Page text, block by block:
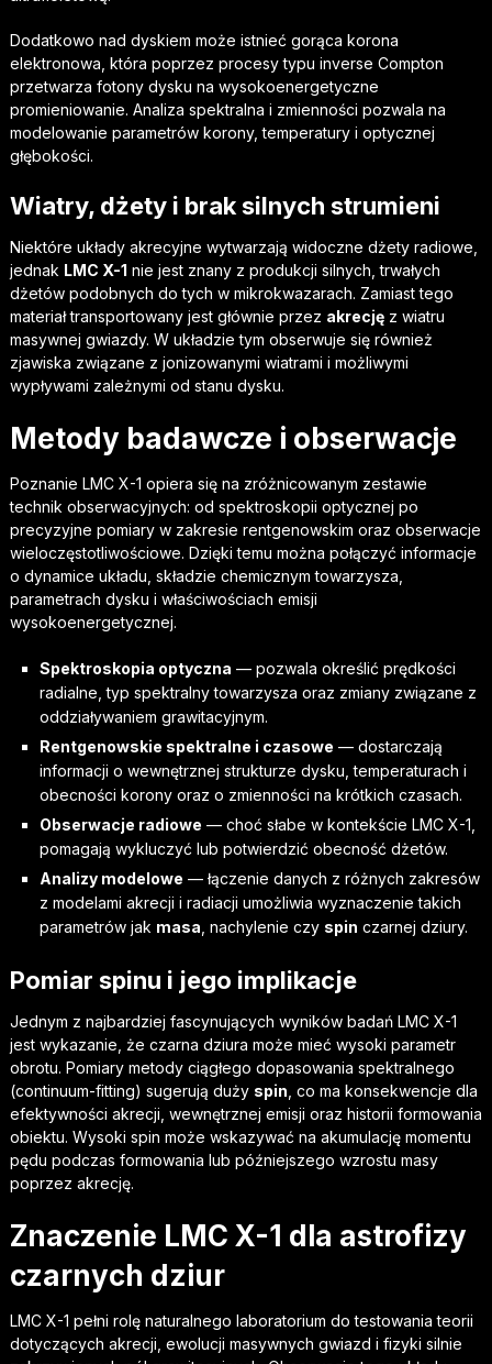
Dodatkowo nad dyskiem może istnieć gorąca korona
elektronowa, która poprzez procesy typu inverse Compton
przetwarza fotony dysku na wysokoenergetyczne
promieniowanie. Analiza spektralna i zmienności pozwala na
modelowanie parametrów korony, temperatury i optycznej
głębokości.
Wiatry, dżety i brak silnych strumieni
Niektóre układy akrecyjne wytwarzają widoczne dżety radiowe,
jednak LMC X-1 nie jest znany z produkcji silnych, trwałych
dżetów podobnych do tych w mikrokwazarach. Zamiast tego
materiał transportowany jest głównie przez akrecjęz wiatru
masywnej gwiazdy. W układzie tym obserwuje się również
zjawiska związane z jonizowanymi wiatrami i możliwymi
wypływami zależnymi od stanu dysku.
Metody badawcze i obserwacje
Poznanie LMC X-1 opiera się na zróżnicowanym zestawie
technik obserwacyjnych: od spektroskopii optycznej po
precyzyjne pomiary w zakresie rentgenowskim oraz obserwacje
wieloczęstotliwościowe. Dzięki temu można połączyć informacje
o dynamice układu, składzie chemicznym towarzysza,
parametrach dysku i właściwościach emisji
wysokoenergetycznej.
Spektroskopia optyczna — pozwala określić prędkości
radialne, typ spektralny towarzysza oraz zmiany związane z
oddziaływaniem grawitacyjnym.
Rentgenowskie spektralne i czasowe — dostarczają
informacji o wewnętrznej strukturze dysku, temperaturach i
obecności korony oraz o zmienności na krótkich czasach.
Obserwacje radiowe — choć słabe w kontekście LMC X-1,
pomagają wykluczyć lub potwierdzić obecność dżetów.
Analizy modelowe — łączenie danych z różnych zakresów
z modelami akrecji i radiacji umożliwia wyznaczenie takich
parametrów jak masa , nachylenie czy spin czarnej dziury.
Pomiar spinu i jego implikacje
Jednym z najbardziej fascynujących wyników badań LMC X-1
jest wykazanie, że czarna dziura może mieć wysoki parametr
obrotu. Pomiary metody ciągłego dopasowania spektralnego
(continuum-fitting) sugerują duży spin , co ma konsekwencje dla
efektywności akrecji, wewnętrznej emisji oraz historii formowania
obiektu. Wysoki spin może wskazywać na akumulację momentu
pędu podczas formowania lub późniejszego wzrostu masy
poprzez akrecję.
Znaczenie LMC X-1 dla astrofizy
czarnych dziur
LMC X-1 pełni rolę naturalnego laboratorium do testowania teorii
dotyczących akrecji, ewolucji masywnych gwiazd i fizyki silnie